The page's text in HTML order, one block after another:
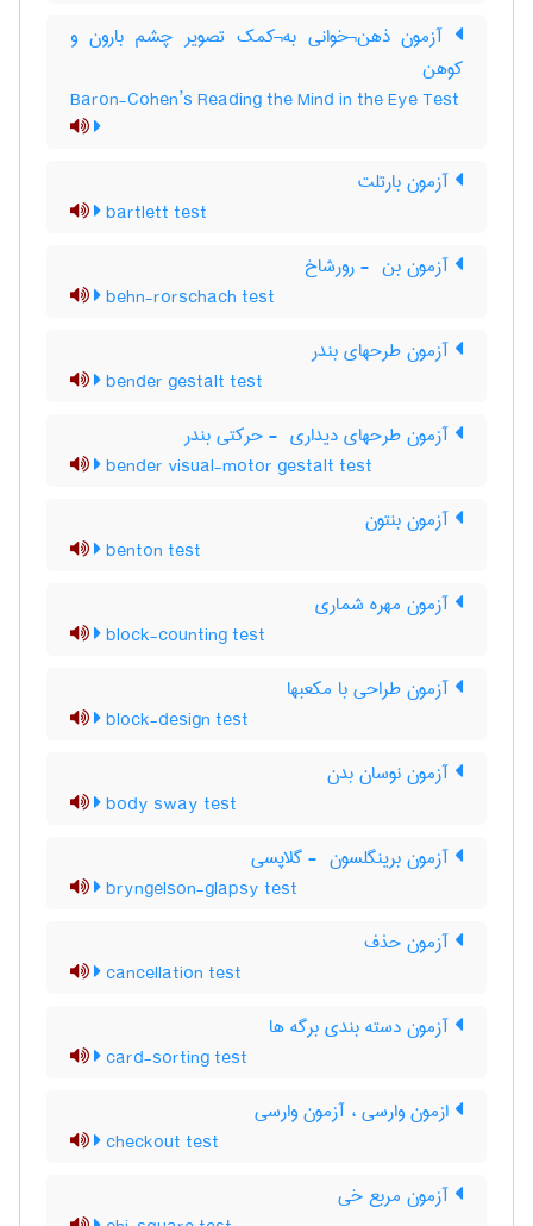
آزمون ذهن¬خوانی به¬کمک تصویر چشم بارون و
کوهن
Baron-Cohen’s Reading the Mind in the Eye Test
آزمون بارتلت
bartlett test
آزمون بن ‎ - رورشاخ
behn-rorschach test
آزمون طرحهای بندر
bender gestalt test
آزمون طرحهای دیداری ‎ - حرکتی بندر
bender visual-motor gestalt test
آزمون بنتون
benton test
آزمون مهره شماری
block-counting test
آزمون طراحی با مکعبها
block-design test
آزمون نوسان بدن
body sway test
آزمون برینگلسون ‎ - گلاپسی
bryngelson-glapsy test
آزمون حذف
cancellation test
آزمون دسته بندی برگه ها
card-sorting test
ازمون وارسی ، آزمون وارسی
checkout test
آزمون مربع خی